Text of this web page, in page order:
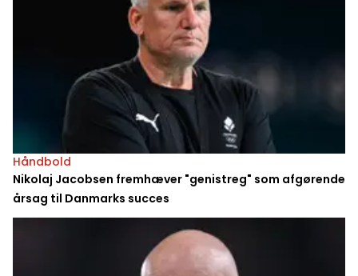
Håndbold
Nikolaj Jacobsen fremhæver "genistreg" som afgørende
årsag til Danmarks succes